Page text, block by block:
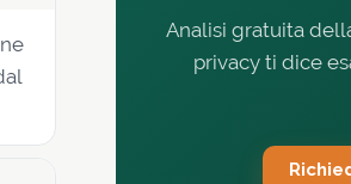
Analisi gratuita
privacy ti dice